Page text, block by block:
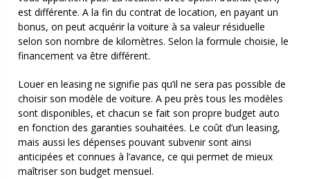
est différente. A la fin du contrat de location, en payant un
bonus, on peut acquérir la voiture à sa valeur résiduelle
selon son nombre de kilomètres. Selon la formule choisie, le
financement va être différent.
Louer en leasing ne signifie pas qu’il ne sera pas possible de
choisir son modèle de voiture. A peu près tous les modèles
sont disponibles, et chacun se fait son propre budget auto
en fonction des garanties souhaitées. Le coût d’un leasing,
mais aussi les dépenses pouvant subvenir sont ainsi
anticipées et connues à l’avance, ce qui permet de mieux
maîtriser son budget mensuel.